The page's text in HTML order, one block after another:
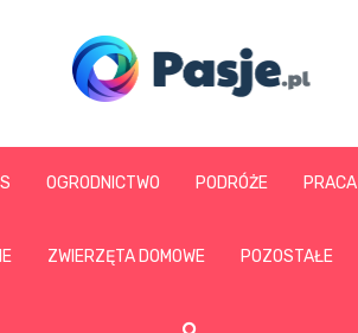
www.pasje.pl
OGRODNICTWO PODRÓŻE PRACA
ZWIERZĘTA DOMOWE POZOSTAŁE